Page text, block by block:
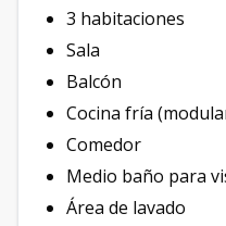
3 habitaciones
Sala
Balcón
Cocina fría
Comedor
Medio baño para
Área de lavado